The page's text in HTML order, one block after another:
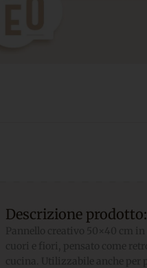
Descrizione prodotto: